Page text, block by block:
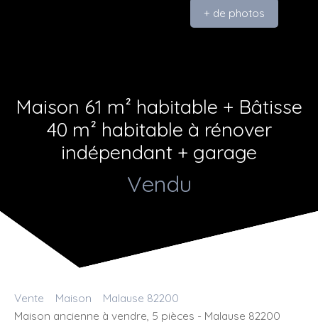
+ de photos
Maison 61 m² habitable + Bâtisse
40 m² habitable à rénover
indépendant + garage
Vendu
Vente Maison
Malause 82200
Maison ancienne à vendre, 5 pièces - Malause 82200